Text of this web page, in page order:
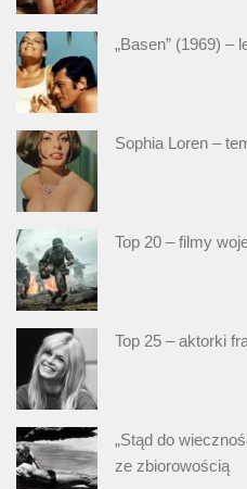
„Basen” (1969) –
Sophia Loren –
Top 20 – filmy
Top 25 – aktorki
„Stąd do
ze zbiorowością